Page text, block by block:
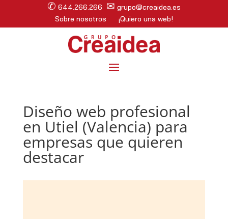
✆ 644.266.266 ✉ grupo@creaidea.es
Sobre nosotros
¡Quiero una web!
Diseño web profesional
en Utiel (Valencia) para
empresas que quieren
destacar